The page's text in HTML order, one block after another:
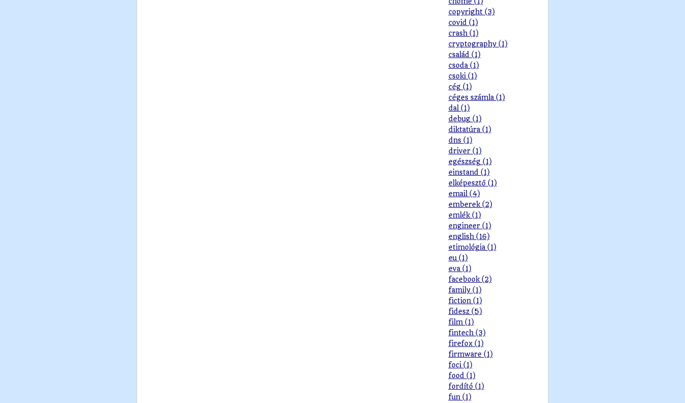
copyright (3)
covid (1)
crash (1)
cryptography (1)
család (1)
csoda (1)
csoki (1)
cég (1)
céges számla (1)
dal (1)
debug (1)
diktatúra (1)
dns (1)
driver (1)
egészség (1)
einstand (1)
elképesztő (1)
email (4)
emberek (2)
emlék (1)
engineer (1)
english (16)
etimológia (1)
eu (1)
eva (1)
facebook (2)
family (1)
fiction (1)
fidesz (5)
film (1)
fintech (3)
firefox (1)
firmware (1)
foci (1)
food (1)
fordító (1)
fun (1)